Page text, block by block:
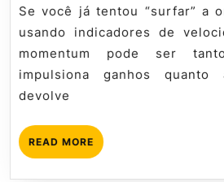
2026
Se você já tentou “surfar” a onda dos mercados
usando indicadores de
momentum pode ser
impulsiona ganhos quanto
devolve
READ MORE READ
MORE